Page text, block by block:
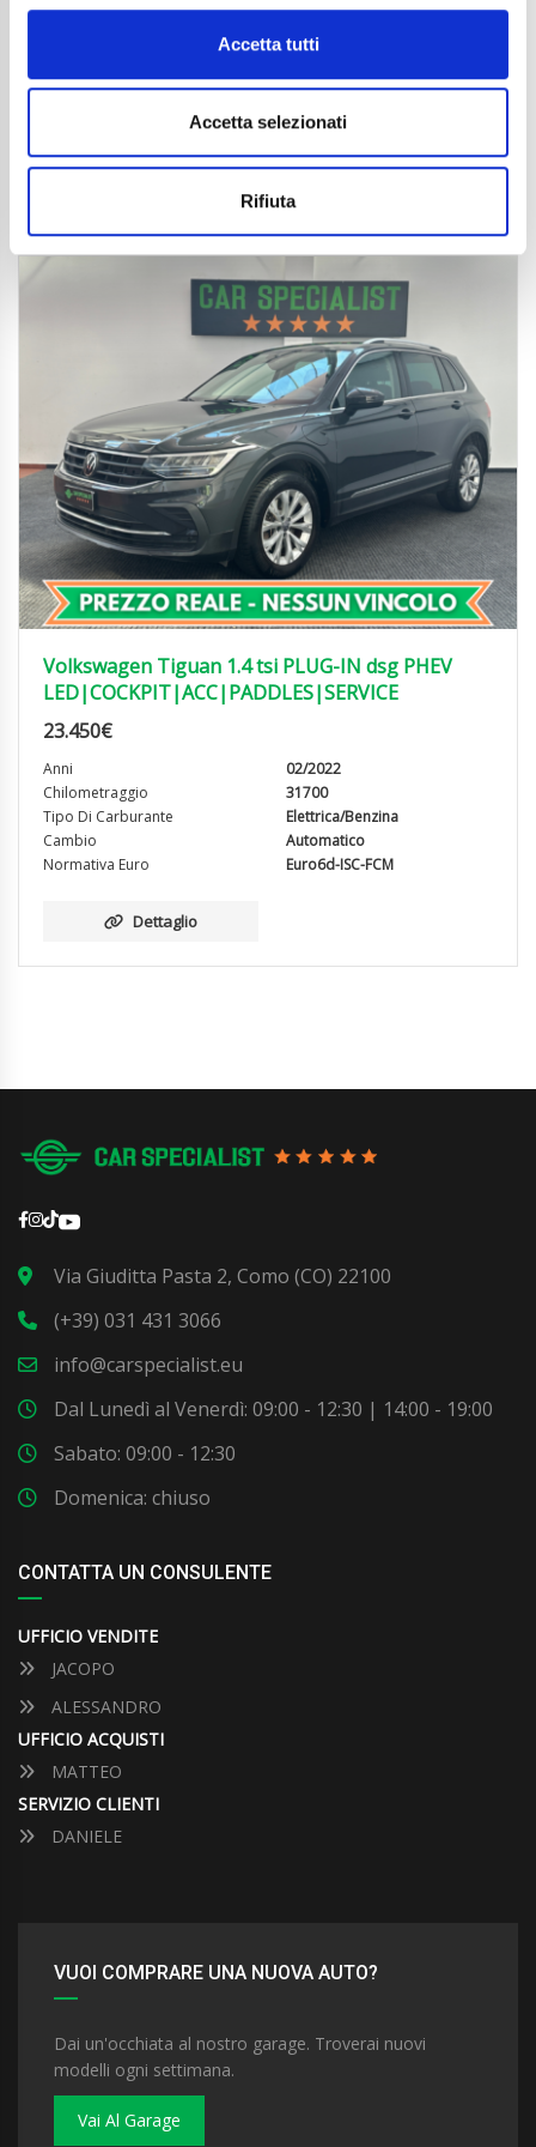
Accetta tutti
Accetta selezionati
Rifiuta
Anni
05/2022
54900
Cambio
Automatico
Dettaglio
Volkswagen Tiguan 1.4 tsi PLUG-IN dsg PHEV
LED|COCKPIT|ACC|PADDLES|SERVICE
23.450€
Anni
02/2022
Chilometraggio
31700
Tipo Di Carburante
Elettrica/Benzina
Cambio
Automatico
Normativa Euro
Euro6d-ISC-FCM
Dettaglio
Via Giuditta Pasta 2, Como (CO) 22100
(+39) 031 431 3066
info@carspecialist.eu
Dal Lunedì al Venerdì: 09:00 - 12:30 | 14:00 - 19:00
Sabato: 09:00 - 12:30
Domenica: chiuso
CONTATTA UN CONSULENTE
UFFICIO VENDITE
JACOPO
ALESSANDRO
UFFICIO ACQUISTI
MATTEO
SERVIZIO CLIENTI
DANIELE
VUOI COMPRARE UNA NUOVA AUTO?
Dai un'occhiata al nostro garage. Troverai nuovi
modelli ogni settimana.
Vai Al Garage